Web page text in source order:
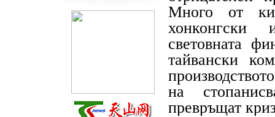
Много от
хонконгски
световната
тайвански
на
превръщат